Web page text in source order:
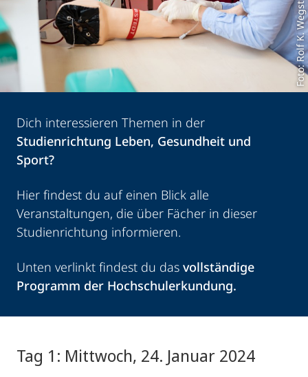
Dich interessieren Themen in der
Studienrichtung Leben, Gesundheit und
Sport?
Hier findest du auf einen Blick alle
Veranstaltungen, die über Fächer in dieser
Studienrichtung informieren.
Unten verlinkt findest du das vollständige
Programm der Hochschulerkundung.
Foto: Rolf K. Wegst
Tag 1: Mittwoch, 24. Januar 2024